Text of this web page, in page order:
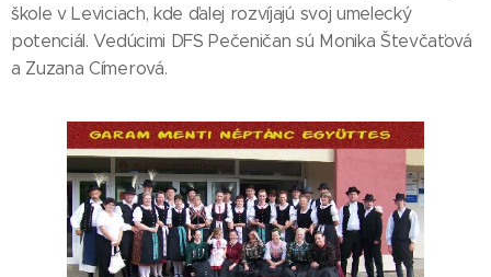
škole v Leviciach, kde ďalej rozvíjajú svoj umelecký
potenciál. Vedúcimi DFS Pečeničan sú Monika Števčaťová
a Zuzana Címerová.